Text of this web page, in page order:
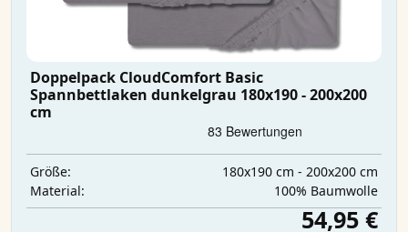
Doppelpack CloudComfort Basic
Spannbettlaken dunkelgrau 180x190 - 200x200
cm
Größe:
180x190 cm - 200x200 cm
Material:
100% Baumwolle
54,95 €